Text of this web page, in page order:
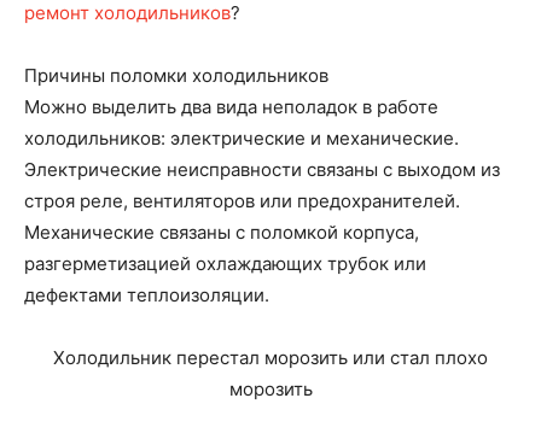
ремонт холодильников?
Причины поломки холодильников
Можно выделить два вида неполадок в работе
холодильников: электрические и механические.
Электрические неисправности связаны с выходом из
строя реле, вентиляторов или предохранителей.
Механические связаны с поломкой корпуса,
разгерметизацией охлаждающих трубок или
дефектами теплоизоляции.
Холодильник перестал морозить или стал плохо
морозить